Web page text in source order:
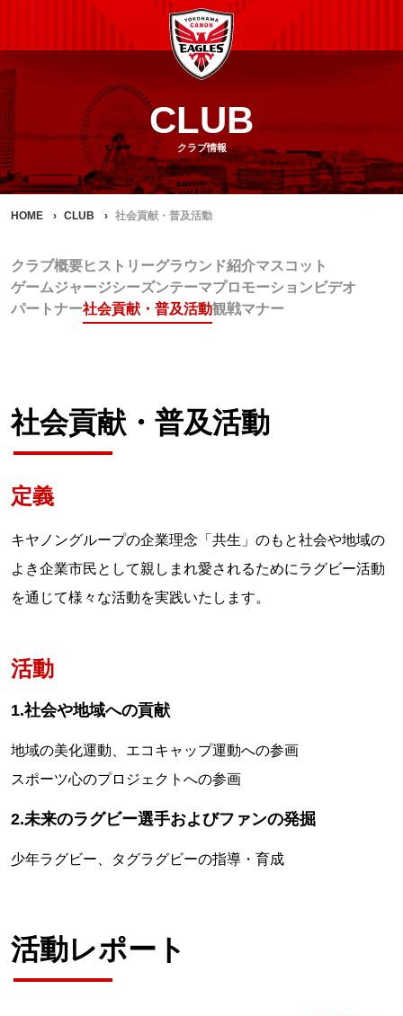
CLUB
クラブ情報
HOME CLUB 社会貢献・普及活動
クラブ概要ヒストリーグラウンド紹介マスコット
ゲームジャージシーズンテーマプロモーションビデオ
パートナー社会貢献・普及活動観戦マナー
社会貢献・普及活動
定義
キヤノングループの企業理念「共生」のもと社会や地域の
よき企業市民として親しまれ愛されるためにラグビー活動
を通じて様々な活動を実践いたします。
活動
1.社会や地域への貢献
地域の美化運動、エコキャップ運動への参画
スポーツ心のプロジェクトへの参画
2.未来のラグビー選手およびファンの発掘
少年ラグビー、タグラグビーの指導・育成
活動レポート